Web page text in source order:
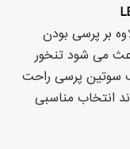
بر پرسی بودن
می شود تنخور
سوتین پرسی راحت
انتخاب مناسبی